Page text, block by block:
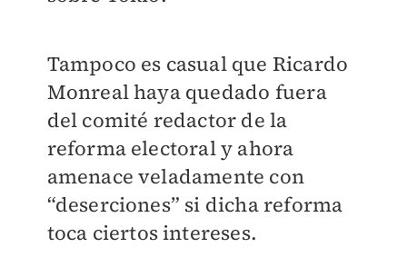
Tampoco es casual que Ricardo
Monreal haya quedado fuera
del comité redactor de la
reforma electoral y ahora
amenace veladamente con
“deserciones” si dicha reforma
toca ciertos intereses.